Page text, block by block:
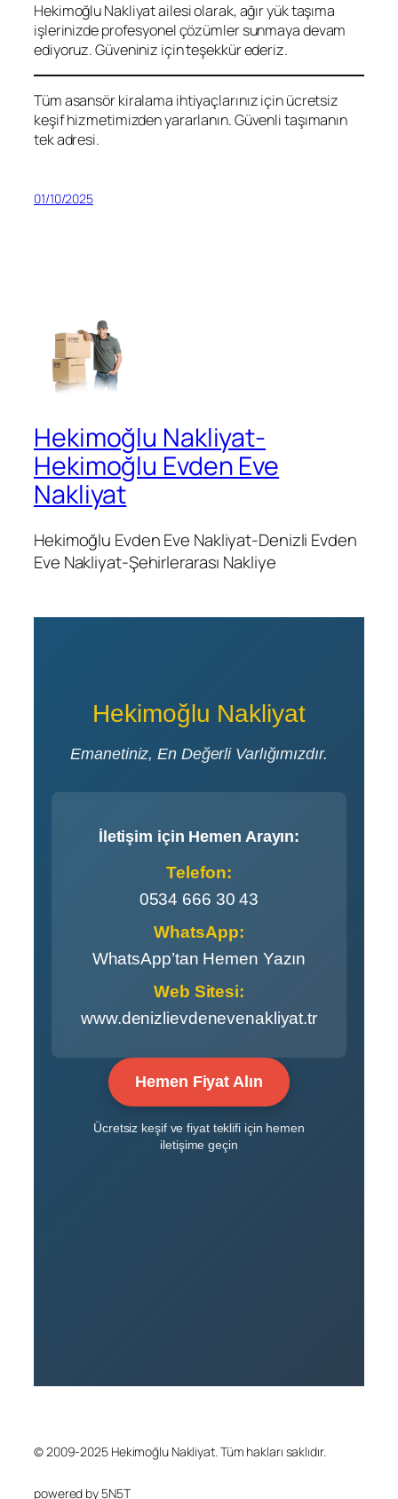
Hekimoğlu Nakliyat ailesi olarak, ağır yük taşıma
işlerinizde profesyonel çözümler sunmaya devam
ediyoruz. Güveniniz için teşekkür ederiz.
Tüm asansör kiralama ihtiyaçlarınız için ücretsiz
keşif hizmetimizden yararlanın. Güvenli taşımanın
tek adresi.
01/10/2025
Hekimoğlu Nakliyat-
Hekimoğlu Evden Eve
Nakliyat
Hekimoğlu Evden Eve Nakliyat-Denizli Evden
Eve Nakliyat-Şehirlerarası Nakliye
Hekimoğlu Nakliyat
Emanetiniz, En Değerli Varlığımızdır.
İletişim için Hemen Arayın:
Telefon:
0534 666 30 43
WhatsApp:
WhatsApp’tan Hemen Yazın
Web Sitesi:
www.denizlievdenevenakliyat.tr
Hemen Fiyat Alın
Ücretsiz keşif ve fiyat teklifi için hemen
iletişime geçin
© 2009-2025 Hekimoğlu Nakliyat. Tüm hakları saklıdır.
powered by 5N5T